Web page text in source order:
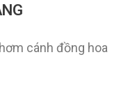
cánh đồng hoa